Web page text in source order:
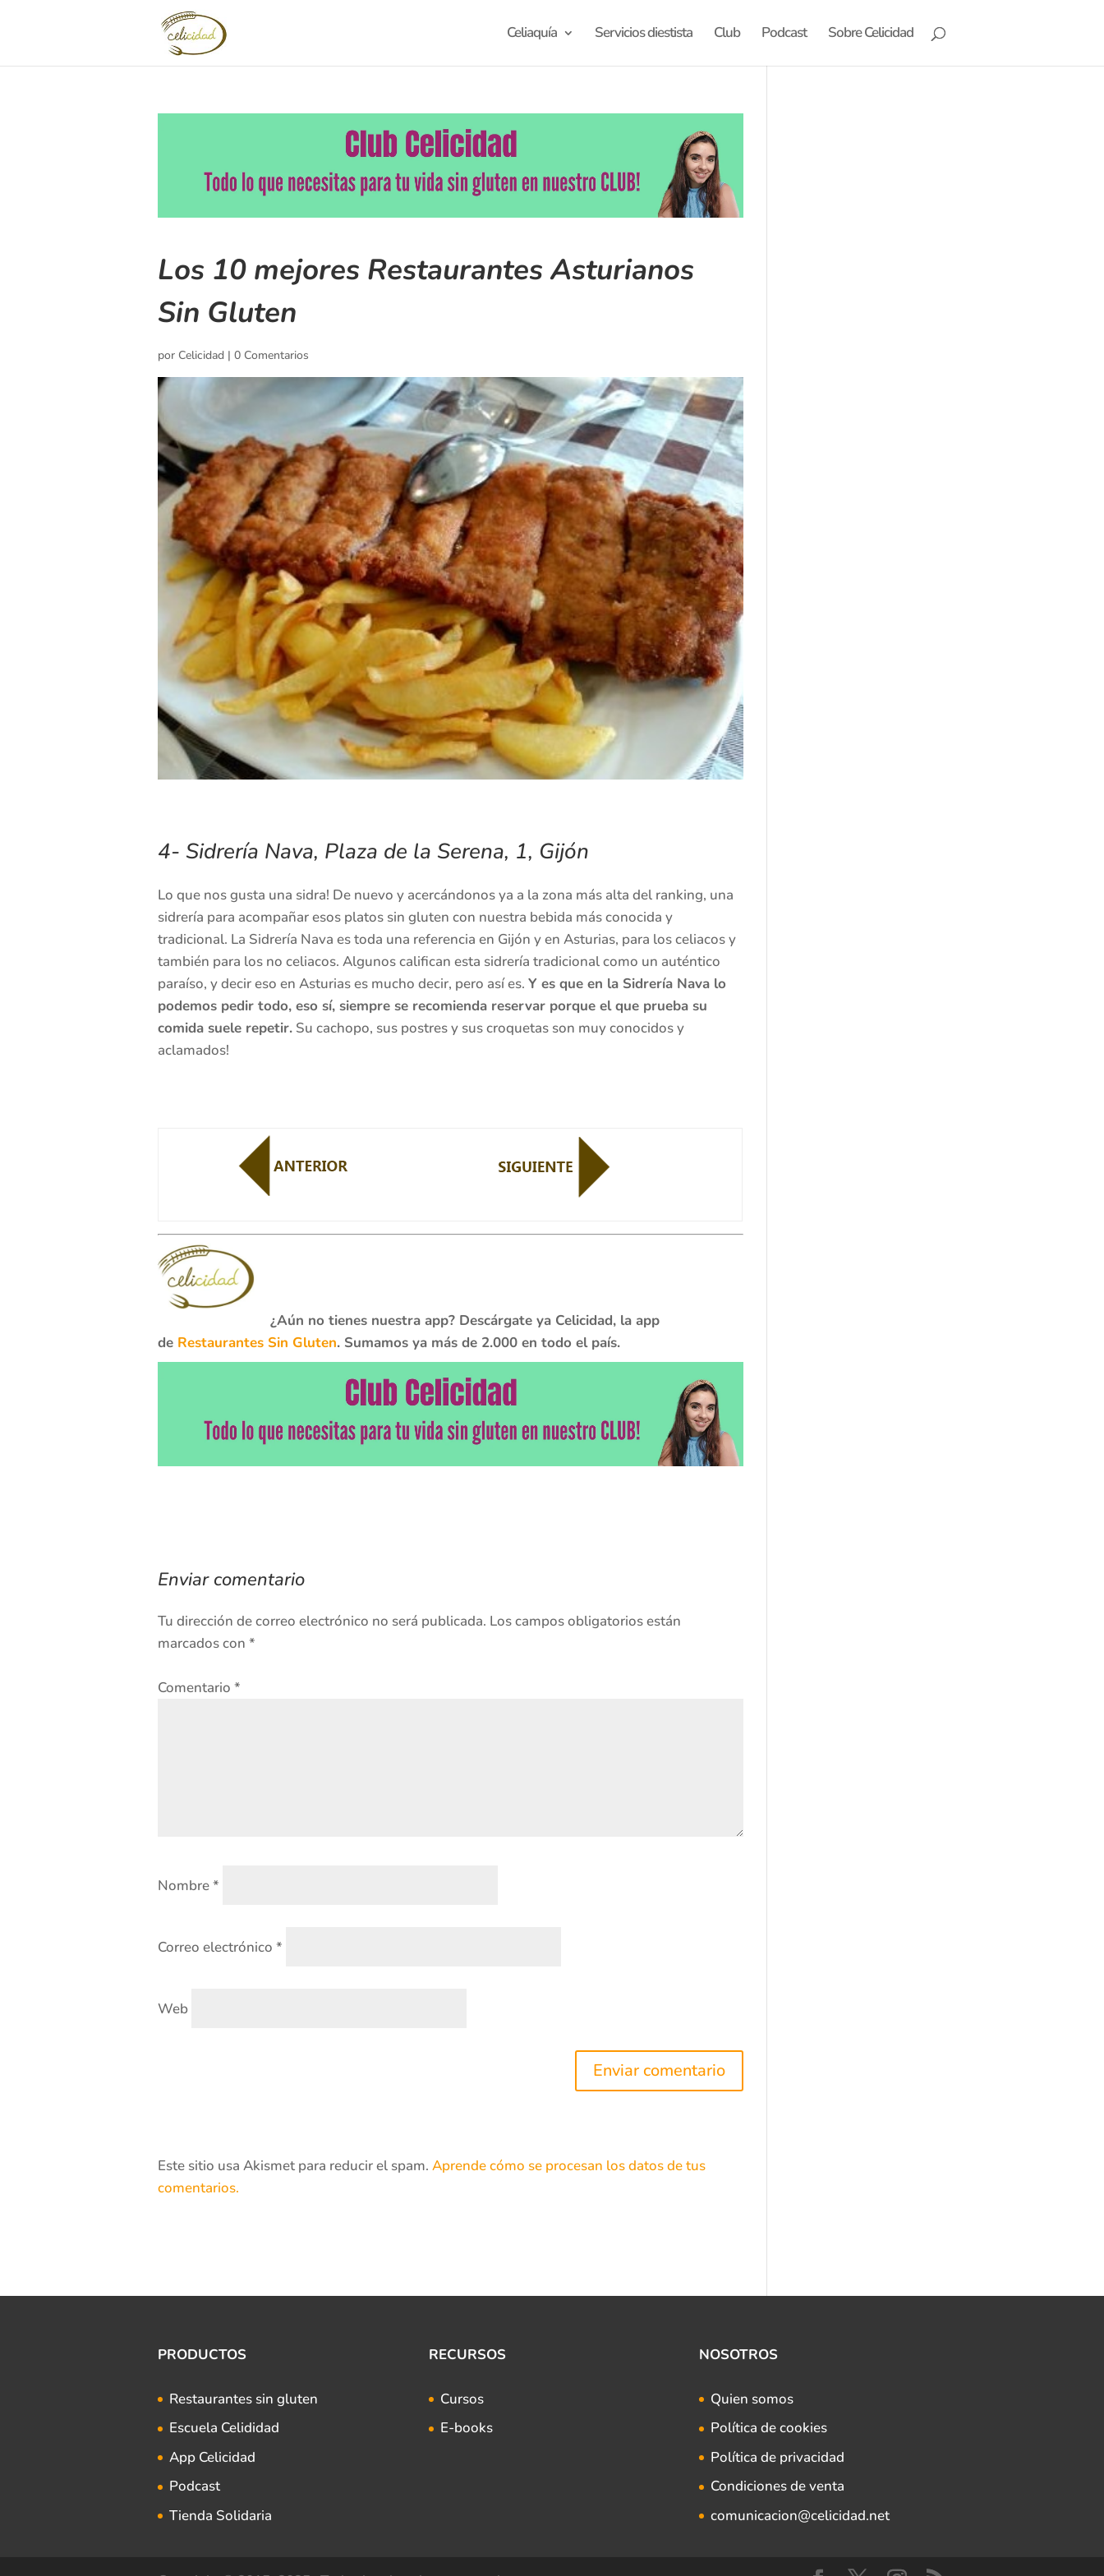
Celiaquía Servicios diestista Club Podcast Sobre Celicidad
Los 10 mejores Restaurantes Asturianos
Sin Gluten
por Celicidad | 0 Comentarios
4- Sidrería Nava, Plaza de la Serena, 1, Gijón
Lo que nos gusta una sidra! De nuevo y acercándonos ya a la zona más alta del ranking, una
sidrería para acompañar esos platos sin gluten con nuestra bebida más conocida y
tradicional. La Sidrería Nava es toda una referencia en Gijón y en Asturias, para los celiacos y
también para los no celiacos. Algunos califican esta sidrería tradicional como un auténtico
paraíso, y decir eso en Asturias es mucho decir, pero así es. Y es que en la Sidrería Nava lo
podemos pedir todo, eso sí, siempre se recomienda reservar porque el que prueba su
comida suele repetir. Su cachopo, sus postres y sus croquetas son muy conocidos y
aclamados!
¿Aún no tienes nuestra app? Descárgate ya Celicidad, la app
de Restaurantes Sin Gluten. Sumamos ya más de 2.000 en todo el país.
Enviar comentario
Tu dirección de correo electrónico no será publicada. Los campos obligatorios están
marcados con *
Comentario *
Nombre*
Correo electrónico *
Web
Este sitio usa Akismet para reducir el spam. Aprende cómo se procesan los datos de tus
comentarios.
PRODUCTOS
Restaurantes sin gluten
Escuela Celididad
App Celicidad
Podcast
Tienda Solidaria
RECURSOS
Cursos
E-books
NOSOTROS
Quien somos
Política de cookies
Política de privacidad
Condiciones de venta
comunicacion@celicidad.net